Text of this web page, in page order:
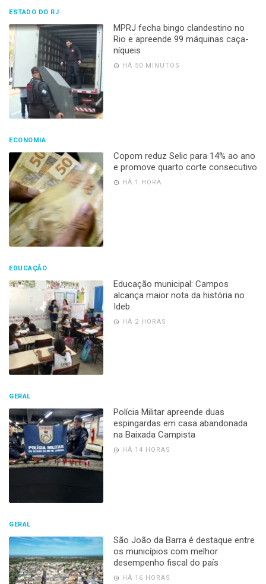
ESTADO DO RJ
MPRJ fecha bingo clandestino no
Rio e apreende 99 máquinas caça-
níqueis
HÁ 50 MINUTOS
ECONOMIA
Copom reduz Selic para 14% ao ano
e promove quarto corte consecutivo
HÁ 1 HORA
EDUCAÇÃO
Educação municipal: Campos
alcança maior nota da história no
Ideb
HÁ 2 HORAS
GERAL
Polícia Militar apreende duas
espingardas em casa abandonada
na Baixada Campista
HÁ 14 HORAS
GERAL
São João da Barra é destaque entre
os municípios com melhor
desempenho fiscal do país
HÁ 16 HORAS